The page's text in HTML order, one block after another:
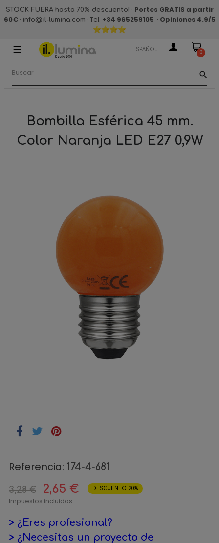
STOCK FUERA hasta 70% descuento! · Portes GRATIS a partir
60€· info@il-lumina.com · Tel. +34 965259105 · Opiniones 4.9/5
Navegación
palanca
☰ ESPAÑOL 0
search
Bombilla Esférica 45 mm.
Color Naranja LED E27 0,9W
Referencia: 174-4-681
3,28 € 2,65 € DESCUENTO 20%
Impuestos incluidos
> ¿Eres profesional?
> ¿Necesitas un proyecto de